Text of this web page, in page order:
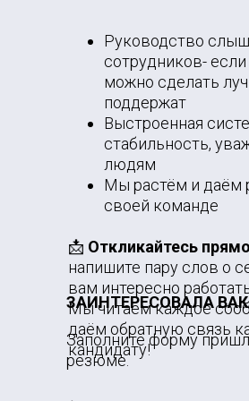
Руководство
сотрудников-
можно сделать
поддержат
Выстроенная
стабильность,
людям
Мы растём и даём
своей команде
📩 Откликайтесь
напишите пару слов о
вам интересно
Мы читаем каждое
даём обратную связь
кандидату!
ЗАИНТЕРЕСОВАЛА
Заполните форму
резюме.